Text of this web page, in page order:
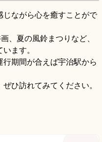
ながら心を癒すことがで
、夏の風鈴まつりなど、
ます。
期間が合えば宇治駅から
ひ訪れてみてください。